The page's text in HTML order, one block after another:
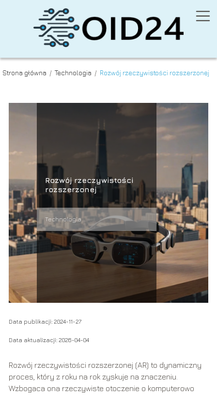
Strona główna / Technologia / Rozwój rzeczywistości rozszerzonej
Rozwój rzeczywistości
rozszerzonej
Technologia
Data publikacji: 2024-11-27
Data aktualizacji: 2026-04-04
Rozwój rzeczywistości rozszerzonej (AR) to dynamiczny
proces, który z roku na rok zyskuje na znaczeniu.
Wzbogaca ona rzeczywiste otoczenie o komputerowo